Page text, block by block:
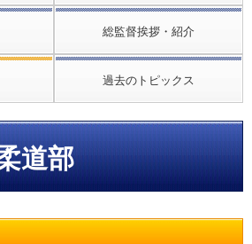
総監督挨拶・紹介
過去のトピックス
道部